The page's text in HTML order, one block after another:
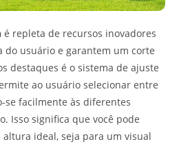
é repleta de recursos inovadores
do usuário e garantem um corte
destaques é o sistema de ajuste
ao usuário selecionar entre
se facilmente às diferentes
Isso significa que você pode
ideal, seja para um visual